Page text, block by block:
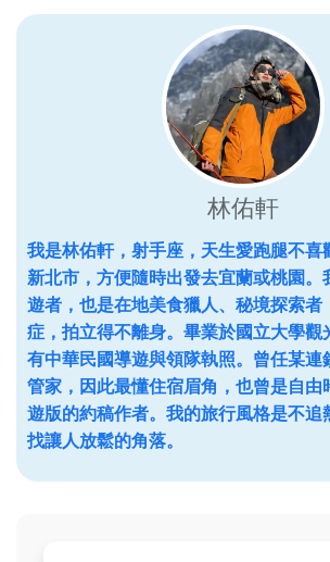
林佑軒
我是林佑軒，射手座，天生愛跑腿不喜
新北市，方便隨時出發去宜蘭或桃園。
遊者，也是在地美食獵人、秘境探索者
症，拍立得不離身。畢業於國立大學觀
有中華民國導遊與領隊執照。曾任某連
管家，因此最懂住宿眉角，也曾是自由
遊版的約稿作者。我的旅行風格是不追
找讓人放鬆的角落。